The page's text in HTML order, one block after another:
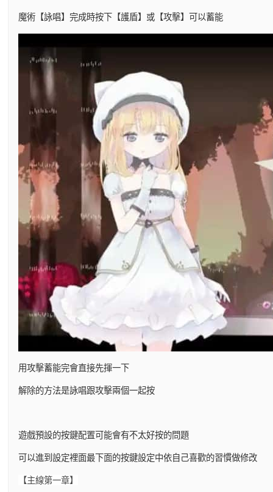
魔術【詠唱】完成時按下【護盾】或【攻擊】可以蓄能
用攻擊蓄能完會直接先揮一下
解除的方法是詠唱跟攻擊兩個一起按
遊戲預設的按鍵配置可能會有不太好按的問題
可以進到設定裡面最下面的按鍵設定中依自己喜歡的習慣做修改
【主線第一章】